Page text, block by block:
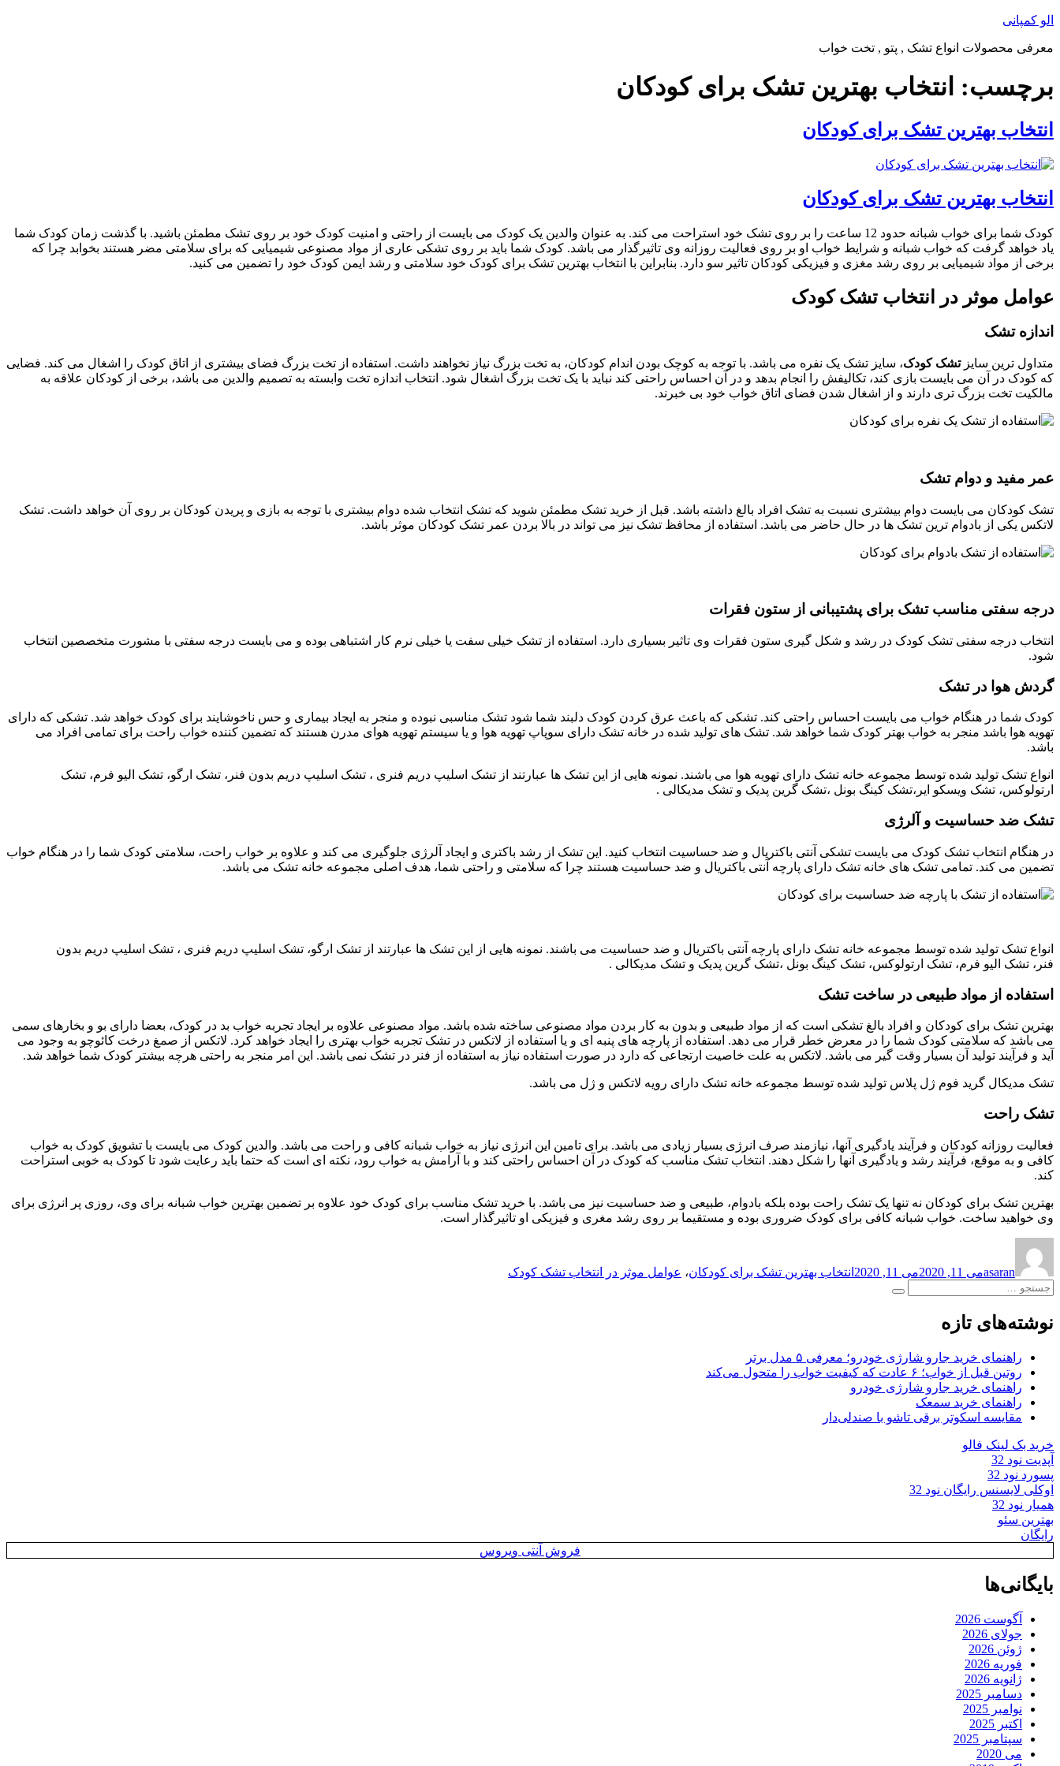
پرش
محتوا
الو کمپانی
معرفی محصولات انواع تشک , پتو , تخت خواب
برچسب: انتخاب بهترین تشک برای کودکان
انتخاب بهترین تشک برای کودکان
انتخاب بهترین تشک برای کودکان
کودک شما برای خواب شبانه حدود 12 ساعت را بر روی تشک خود استراحت می کند. به عنوان والدین یک کودک می بایست از راحتی و امنیت کودک خود بر روی تشک مطمئن باشید. با گذشت زمان کودک شما
یاد خواهد گرفت که خواب شبانه و شرایط خواب او بر روی فعالیت روزانه وی تاثیرگذار می باشد. کودک شما باید بر روی تشکی عاری از مواد مصنوعی شیمیایی که برای سلامتی مضر هستند بخوابد چرا که
برخی از مواد شیمیایی بر روی رشد مغزی و فیزیکی کودکان تاثیر سو دارد. بنابراین با انتخاب بهترین تشک برای کودک خود سلامتی و رشد ایمن کودک خود را تضمین می کنید.
عوامل موثر در انتخاب تشک کودک
اندازه تشک
متداول ترین سایزتشک کودک، سایز تشک یک نفره می باشد. با توجه به کوچک بودن اندام کودکان، به تخت بزرگ نیاز نخواهند داشت. استفاده از تخت بزرگ فضای بیشتری از اتاق کودک را اشغال می کند. فضایی
که کودک در آن می بایست بازی کند، تکالیفش را انجام بدهد و در آن احساس راحتی کند نباید با یک تخت بزرگ اشغال شود. انتخاب اندازه تخت وابسته به تصمیم والدین می باشد، برخی از کودکان علاقه به
مالکیت تخت بزرگ تری دارند و از اشغال شدن فضای اتاق خواب خود بی خبرند.
عمر مفید و دوام تشک
تشک کودکان می بایست دوام بیشتری نسبت به تشک افراد بالغ داشته باشد. قبل از خرید تشک مطمئن شوید که تشک انتخاب شده دوام بیشتری با توجه به بازی و پریدن کودکان بر روی آن خواهد داشت. تشک
لاتکس یکی از بادوام ترین تشک ها در حال حاضر می باشد. استفاده از محافظ تشک نیز می تواند در بالا بردن عمر تشک کودکان موثر باشد.
درجه سفتی مناسب تشک برای پشتیبانی از ستون فقرات
انتخاب درجه سفتی تشک کودک در رشد و شکل گیری ستون فقرات وی تاثیر بسیاری دارد. استفاده از تشک خیلی سفت یا خیلی نرم کار اشتباهی بوده و می بایست درجه سفتی با مشورت متخصصین انتخاب
شود.
گردش هوا در تشک
کودک شما در هنگام خواب می بایست احساس راحتی کند. تشکی که باعث عرق کردن کودک دلبند شما شود تشک مناسبی نبوده و منجر به ایجاد بیماری و حس ناخوشایند برای کودک خواهد شد. تشکی که دارای
تهویه هوا باشد منجر به خواب بهتر کودک شما خواهد شد. تشک های تولید شده در خانه تشک دارای سوپاپ تهویه هوا و یا سیستم تهویه هوای مدرن هستند که تضمین کننده خواب راحت برای تمامی افراد می
باشد.
انواع تشک تولید شده توسط مجموعه خانه تشک دارای تهویه هوا می باشند. نمونه هایی از این تشک ها عبارتند از تشک اسلیپ دریم فنری ، تشک اسلیپ دریم بدون فنر، تشک ارگو، تشک الیو فرم، تشک
ارتولوکس، تشک ویسکو ایر،تشک کینگ بونل ،تشک گرین پدیک و تشک مدیکالی .
تشک ضد حساسیت و آلرژی
در هنگام انتخاب تشک کودک می بایست تشکی آنتی باکتریال و ضد حساسیت انتخاب کنید. این تشک از رشد باکتری و ایجاد آلرژی جلوگیری می کند و علاوه بر خواب راحت، سلامتی کودک شما را در هنگام خواب
تضمین می کند. تمامی تشک های خانه تشک دارای پارچه آنتی باکتریال و ضد حساسیت هستند چرا که سلامتی و راحتی شما، هدف اصلی مجموعه خانه تشک می باشد.
انواع تشک تولید شده توسط مجموعه خانه تشک دارای پارچه آنتی باکتریال و ضد حساسیت می باشند. نمونه هایی از این تشک ها عبارتند از تشک ارگو، تشک اسلیپ دریم فنری ، تشک اسلیپ دریم بدون
فنر، تشک الیو فرم، تشک ارتولوکس، تشک کینگ بونل ،تشک گرین پدیک و تشک مدیکالی .
استفاده از مواد طبیعی در ساخت تشک
بهترین تشک برای کودکان و افراد بالغ تشکی است که از مواد طبیعی و بدون به کار بردن مواد مصنوعی ساخته شده باشد. مواد مصنوعی علاوه بر ایجاد تجربه خواب بد در کودک، بعضا دارای بو و بخارهای سمی
می باشد که سلامتی کودک شما را در معرض خطر قرار می دهد. استفاده از پارچه های پنبه ای و یا استفاده از لاتکس در تشک تجربه خواب بهتری را ایجاد خواهد کرد. لاتکس از صمغ درخت کائوچو به وجود می
آید و فرآیند تولید آن بسیار وقت گیر می باشد. لاتکس به علت خاصیت ارتجاعی که دارد در صورت استفاده نیاز به استفاده از فنر در تشک نمی باشد. این امر منجر به راحتی هرچه بیشتر کودک شما خواهد شد.
تشک مدیکال گرید فوم ژل پلاس تولید شده توسط مجموعه خانه تشک دارای رویه لاتکس و ژل می باشد.
تشک راحت
فعالیت روزانه کودکان و فرآیند یادگیری آنها، نیازمند صرف انرژی بسیار زیادی می باشد. برای تامین این انرژی نیاز به خواب شبانه کافی و راحت می باشد. والدین کودک می بایست با تشویق کودک به خواب
کافی و به موقع، فرآیند رشد و یادگیری آنها را شکل دهند. انتخاب تشک مناسب که کودک در آن احساس راحتی کند و با آرامش به خواب رود، نکته ای است که حتما باید رعایت شود تا کودک به خوبی استراحت
کند.
بهترین تشک برای کودکان نه تنها یک تشک راحت بوده بلکه بادوام، طبیعی و ضد حساسیت نیز می باشد. با خرید تشک مناسب برای کودک خود علاوه بر تضمین بهترین خواب شبانه برای وی، روزی پر انرژی برای
وی خواهید ساخت. خواب شبانه کافی برای کودک ضروری بوده و مستقیما بر روی رشد مغری و فیزیکی او تاثیرگذار است.
asaranدر
می 11, 2020 می 11, 2020 انتخاب بهترین تشک برای کودکان، عوامل موثر در انتخاب تشک کودک
جستجو
جستجو
نوشته‌های تازه
راهنمای خرید جارو شارژی خودرو؛ معرفی ۵ مدل برتر
روتین قبل از خواب؛ ۶ عادت که کیفیت خواب را متحول می‌کند
راهنمای خرید جارو شارژی خودرو
راهنمای خرید سمعک
مقایسه اسکوتر برقی تاشو با صندلی‌دار
خرید بک لینک فالو
آپدیت نود 32
پسورد نود 32
اوکلی لایسنس رایگان نود 32
همیار نود 32
بهترین سئو
رایگان
فروش آنتی ویروس
بایگانی‌ها
آگوست 2026
جولای 2026
ژوئن 2026
فوریه 2026
ژانویه 2026
دسامبر 2025
نوامبر 2025
اکتبر 2025
سپتامبر 2025
می 2020